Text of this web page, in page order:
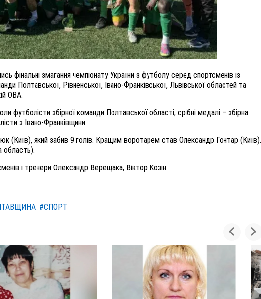
фінальні змагання чемпіонату України з футболу серед спортсменів із
Полтавської, Рівненської, Івано-Франківської, Львівської областей та
ОВА.
футболісти збірної команди Полтавської області, срібні медалі – збірна
з Івано-Франківщини.
(Київ), який забив 9 голів. Кращим воротарем став Олександр Гонтар (Київ).
область).
і тренери Олександр Верещака, Віктор Козін.
#СПОРТ
25 листопада 2025 0